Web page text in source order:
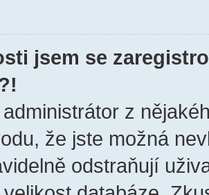
jsem se
z
že jste možná
odstraňují